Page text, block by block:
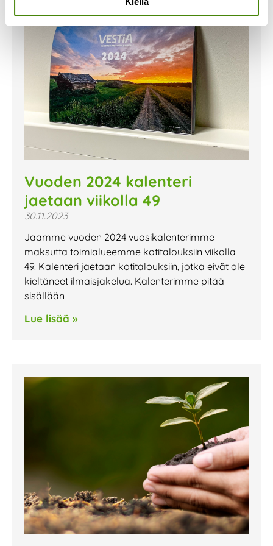
Vuoden 2024 kalenteri
jaetaan viikolla 49
30.11.2023
Jaamme vuoden 2024 vuosikalenterimme
maksutta toimialueemme kotitalouksiin viikolla
49. Kalenteri jaetaan kotitalouksiin, jotka eivät ole
kieltäneet ilmaisjakelua. Kalenterimme pitää
sisällään
Lue lisää »